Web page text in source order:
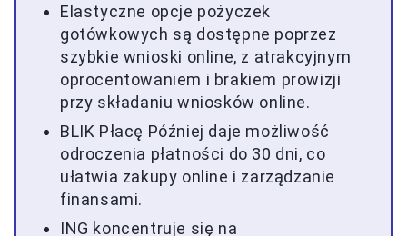
Elastyczne opcje pożyczek
gotówkowych są dostępne poprzez
szybkie wnioski online, z atrakcyjnym
oprocentowaniem i brakiem prowizji
przy składaniu wniosków online.
BLIK Płacę Później daje możliwość
odroczenia płatności do 30 dni, co
ułatwia zakupy online i zarządzanie
finansami.
ING koncentruje się na